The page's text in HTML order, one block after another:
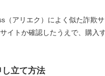
（アリエク）によく似た詐欺
イトか確認したうえで、購入
立て方法